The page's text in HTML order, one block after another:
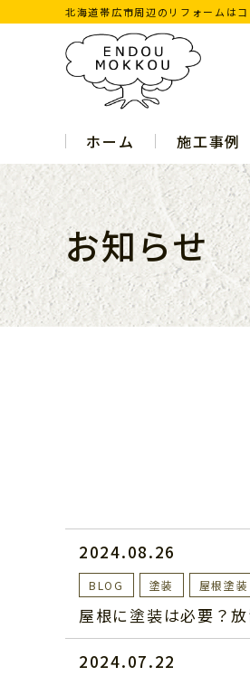
北海道帯広市周辺のリフォームは
ホーム 施工事例
お知らせ
2024.08.26
BLOG 塗装 屋根塗装
屋根に塗装は必要？
2024.07.22